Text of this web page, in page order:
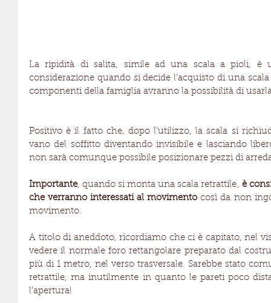
La ripidità di salita, simile ad una scala a pioli, è
considerazione quando si decide l’acquisto di una
componenti della famiglia avranno la possibilità di
Positivo è il fatto che, dopo l'utilizzo, la scala si
vano del soffitto diventando invisibile e lasciando
non sarà comunque possibile posizionare pezzi di
Importante, quando si monta una scala retrattile, è
che verranno interessati al movimento così da non
movimento.
A titolo di aneddoto, ricordiamo che ci è capitato, nel
vedere il normale foro rettangolare preparato dal
più di 1 metro, nel verso trasversale. Sarebbe stato
retrattile, ma inutilmente in quanto le pareti poco
l'apertura!